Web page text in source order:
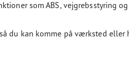
som ABS, vejgrebsstyring
du kan komme på værksted eller